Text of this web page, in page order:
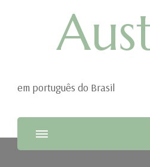
em português do Brasil